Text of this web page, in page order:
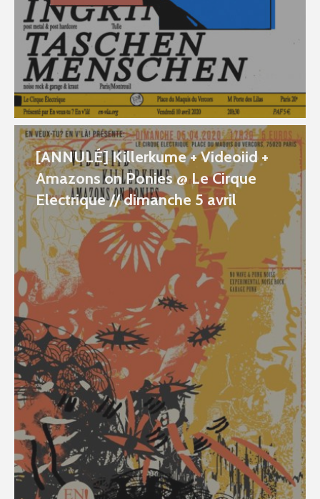
[ANNULÉ] Killerkume + Videoiid +
Amazons on Ponies @ Le Cirque
Electrique // dimanche 5 avril